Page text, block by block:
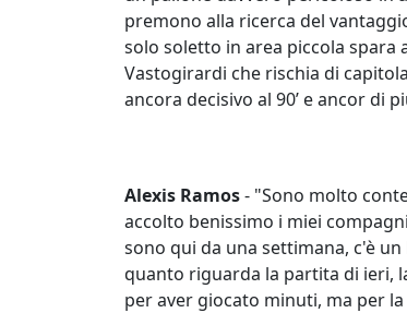
premono alla ricerca del
solo soletto in area piccola spara
Vastogirardi che rischia di
ancora decisivo al 90’ e ancor di
Alexis Ramos- "Sono molto
accolto benissimo i miei
sono qui da una settimana, c'è
quanto riguarda la partita di ieri,
per aver giocato minuti, ma per